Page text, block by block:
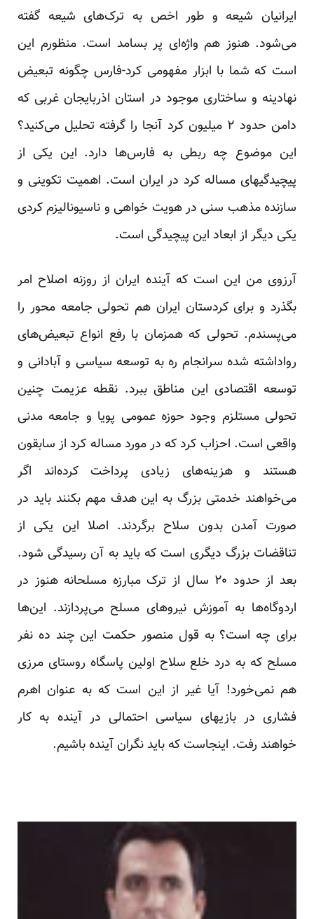
ایرانیان شیعه و طور اخص به ترک‌های شیعه گفته
می‌شود. هنوز هم واژه‌ای پر بسامد است. منظورم این
است که شما با ابزار مفهومی کرد-فارس چگونه تبعیض
نهادینه و ساختاری موجود در استان اذربایجان غربی که
دامن حدود ۲ میلیون کرد آنجا را گرفته تحلیل می‌کنید؟
این موضوع چه ربطی به فارس‌ها دارد. این یکی از
پیچیدگیهای مساله کرد در ایران است. اهمیت تکوینی و
سازنده مذهب سنی در هویت خواهی و ناسیونالیزم کردی
یکی دیگر از ابعاد این پیچیدگی است.
آرزوی من این است که آینده ایران از روزنه اصلاح امر
بگذرد و برای کردستان ایران هم تحولی جامعه محور را
می‌پسندم. تحولی که همزمان با رفع انواع تبعیض‌های
رواداشته شده سرانجام ره به توسعه سیاسی و آبادانی و
توسعه اقتصادی این مناطق ببرد. نقطه عزیمت چنین
تحولی مستلزم وجود حوزه عمومی پویا و جامعه مدنی
واقعی است. احزاب کرد که در مورد مساله کرد از سابقون
هستند و هزینه‌های زیادی پرداخت کرده‌اند اگر
می‌خواهند خدمتی بزرگ به این هدف مهم بکنند باید در
صورت آمدن بدون سلاح برگردند. اصلا این یکی از
تناقضات بزرگ دیگری است که باید به آن رسیدگی شود.
بعد از حدود ۲۰ سال از ترک مبارزه مسلحانه هنوز در
اردوگاه‌ها به آموزش نیروهای مسلح می‌پردازند. این‌ها
برای چه است؟ به قول منصور حکمت این چند ده نفر
مسلح که به درد خلع سلاح اولین پاسگاه روستای مرزی
هم نمی‌خورد! آیا غیر از این است که به عنوان اهرم
فشاری در بازیهای سیاسی احتمالی در آینده به کار
خواهند رفت. اینجاست که باید نگران آینده باشیم.